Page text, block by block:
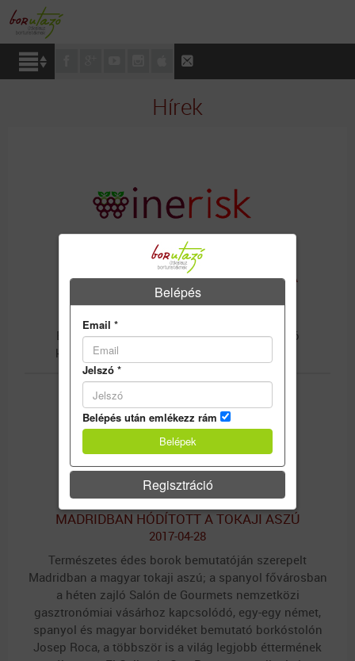
Hírek
MELY BORVIDÉKEKET RADÍROZZA LE A
TÉRKÉPRŐL A KLÍMAVÁLTOZÁS?
Egy európai és ausztrál szakemberekből álló
kutatócsoport érdekes megállapításra jutott.
MADRIDBAN HÓDÍTOTT A TOKAJI ASZÚ
2017-04-28
Természetes édes borok bemutatóján szerepelt
Madridban a magyar tokaji aszú; a spanyol fővárosban
a héten zajló Salón de Gourmets nemzetközi
gasztronómiai vásárhoz kapcsolódó, egy-egy német,
spanyol és magyar borvidéket bemutató borkóstolón
Josep Roca, a többször is a világ legjobb éttermének
Belépés
Email *
Jelszó *
Belépés után emlékezz rám
Regisztráció